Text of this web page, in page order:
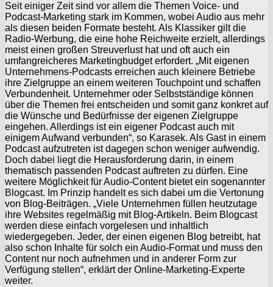
Seit einiger Zeit sind vor allem die Themen Voice- und
Podcast-Marketing stark im Kommen, wobei Audio aus mehr
als diesen beiden Formate besteht. Als Klassiker gilt die
Radio-Werbung, die eine hohe Reichweite erzielt, allerdings
meist einen großen Streuverlust hat und oft auch ein
umfangreicheres Marketingbudget erfordert. „Mit eigenen
Unternehmens-Podcasts erreichen auch kleinere Betriebe
ihre Zielgruppe an einem weiteren Touchpoint und schaffen
Verbundenheit. Unternehmer oder Selbstständige können
über die Themen frei entscheiden und somit ganz konkret auf
die Wünsche und Bedürfnisse der eigenen Zielgruppe
eingehen. Allerdings ist ein eigener Podcast auch mit
einigem Aufwand verbunden“, so Karasek. Als Gast in einem
Podcast aufzutreten ist dagegen schon weniger aufwendig.
Doch dabei liegt die Herausforderung darin, in einem
thematisch passenden Podcast auftreten zu dürfen. Eine
weitere Möglichkeit für Audio-Content bietet ein sogenannter
Blogcast. Im Prinzip handelt es sich dabei um die Vertonung
von Blog-Beiträgen. „Viele Unternehmen füllen heutzutage
ihre Websites regelmäßig mit Blog-Artikeln. Beim Blogcast
werden diese einfach vorgelesen und inhaltlich
wiedergegeben. Jeder, der einen eigenen Blog betreibt, hat
also schon Inhalte für solch ein Audio-Format und muss den
Content nur noch aufnehmen und in anderer Form zur
Verfügung stellen“, erklärt der Online-Marketing-Experte
weiter.